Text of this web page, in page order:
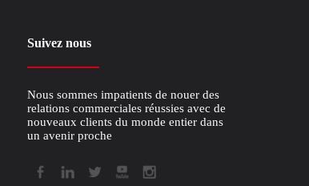
Suivez nous
Nous sommes impatients de nouer des
relations commerciales réussies avec de
nouveaux clients du monde entier dans
un avenir proche